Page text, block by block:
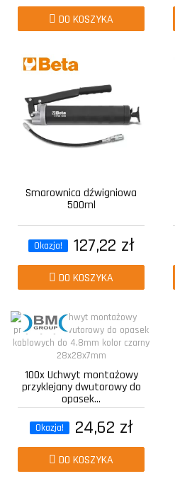
DO KOSZYKA
Smarownica dźwigniowa
500ml
Okazja! 127,22 zł
DO KOSZYKA
100x Uchwyt montażowy
przyklejany dwutorowy do
opasek...
Okazja! 24,62 zł
DO KOSZYKA